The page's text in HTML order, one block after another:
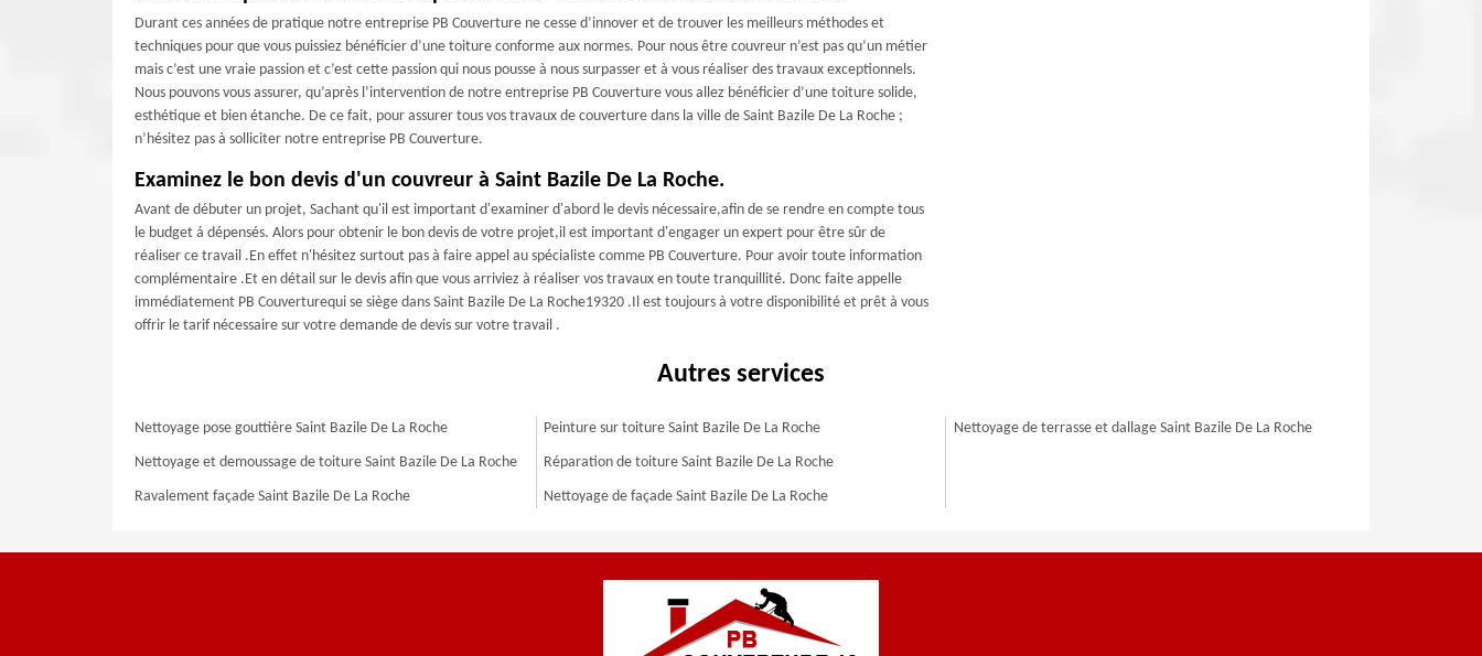
Durant ces années de pratique notre entreprise PB Couverture ne cesse d’innover et de trouver les meilleurs méthodes et
techniques pour que vous puissiez bénéficier d’une toiture conforme aux normes. Pour nous être couvreur n’est pas qu’un métier
mais c’est une vraie passion et c’est cette passion qui nous pousse à nous surpasser et à vous réaliser des travaux exceptionnels.
Nous pouvons vous assurer, qu’après l’intervention de notre entreprise PB Couverture vous allez bénéficier d’une toiture solide,
esthétique et bien étanche. De ce fait, pour assurer tous vos travaux de couverture dans la ville de Saint Bazile De La Roche ;
n’hésitez pas à solliciter notre entreprise PB Couverture.
Examinez le bon devis d'un couvreur à Saint Bazile De La Roche.
Avant de débuter un projet, Sachant qu'il est important d'examiner d'abord le devis nécessaire,afin de se rendre en compte tous
le budget á dépensés. Alors pour obtenir le bon devis de votre projet,il est important d'engager un expert pour être sûr de
réaliser ce travail .En effet n'hésitez surtout pas à faire appel au spécialiste comme PB Couverture. Pour avoir toute information
complémentaire .Et en détail sur le devis afin que vous arriviez à réaliser vos travaux en toute tranquillité. Donc faite appelle
immédiatement PB Couverturequi se siège dans Saint Bazile De La Roche19320 .Il est toujours à votre disponibilité et prêt à vous
offrir le tarif nécessaire sur votre demande de devis sur votre travail .
Autres services
Nettoyage pose gouttière Saint Bazile De La Roche
Nettoyage et demoussage de toiture Saint Bazile De La Roche
Ravalement façade Saint Bazile De La Roche
Peinture sur toiture Saint Bazile De La Roche
Réparation de toiture Saint Bazile De La Roche
Nettoyage de façade Saint Bazile De La Roche
Nettoyage de terrasse et dallage Saint Bazile De La Roche